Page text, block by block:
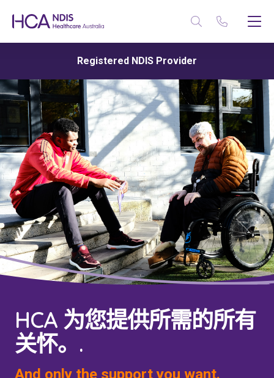
Registered NDIS Provider
HCA 为您提供所需的所有
关怀。.
And only the support you want.